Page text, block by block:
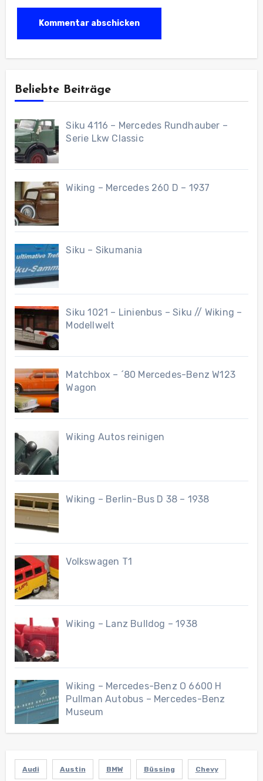
Beliebte Beiträge
Siku 4116 – Mercedes Rundhauber –
Serie Lkw Classic
Wiking – Mercedes 260 D – 1937
Siku – Sikumania
Siku 1021 – Linienbus – Siku // Wiking –
Modellwelt
Matchbox – ´80 Mercedes-Benz W123
Wagon
Wiking Autos reinigen
Wiking – Berlin-Bus D 38 – 1938
Volkswagen T1
Wiking – Lanz Bulldog – 1938
Wiking – Mercedes-Benz O 6600 H
Pullman Autobus – Mercedes-Benz
Museum
Audi Austin BMW Büssing Chevy